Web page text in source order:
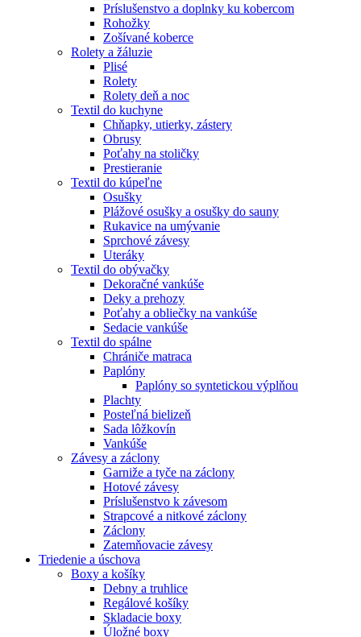
Príslušenstvo a doplnky ku kobercom
Rohožky
Zošívané koberce
Rolety a žáluzie
Plisé
Rolety
Rolety deň a noc
Textil do kuchyne
Chňapky, utierky, zástery
Obrusy
Poťahy na stoličky
Prestieranie
Textil do kúpeľne
Osušky
Plážové osušky a osušky do sauny
Rukavice na umývanie
Sprchové závesy
Uteráky
Textil do obývačky
Dekoračné vankúše
Deky a prehozy
Poťahy a obliečky na vankúše
Sedacie vankúše
Textil do spálne
Chrániče matraca
Paplóny
Paplóny so syntetickou výplňou
Plachty
Posteľná bielizeň
Sada lôžkovín
Vankúše
Závesy a záclony
Garniže a tyče na záclony
Hotové závesy
Príslušenstvo k závesom
Strapcové a nitkové záclony
Záclony
Zatemňovacie závesy
Triedenie a úschova
Boxy a košíky
Debny a truhlice
Regálové košíky
Skladacie boxy
Úložné boxy